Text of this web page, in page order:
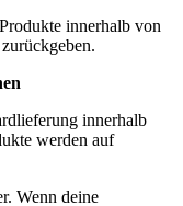
innerhalb von
innerhalb
werden auf
Wenn deine